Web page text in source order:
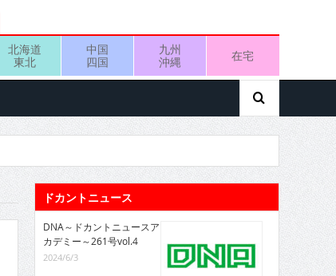
北海道
東北
中国
四国
九州
沖縄
在宅
ドカントニュース
DNA～ドカントニュースア
カデミー～261号vol.4
2024/6/3